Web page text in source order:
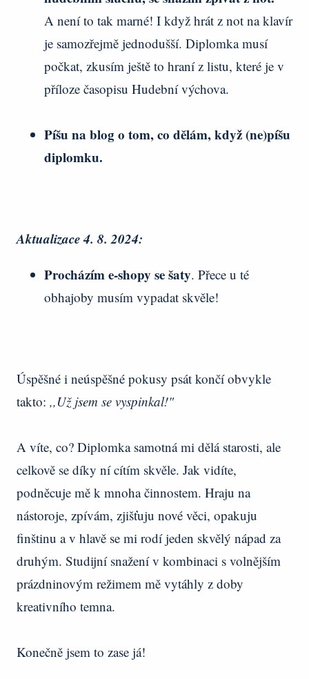
A není to tak marné! I když hrát z not na klavír
je samozřejmě jednodušší. Diplomka musí
počkat, zkusím ještě to hraní z listu, které je v
příloze časopisu Hudební výchova.
Píšu na blog o tom, co dělám, když (ne)píšu
diplomku.
Aktualizace 4. 8. 2024:
Procházím e-shopy se šaty. Přece u té
obhajoby musím vypadat skvěle!
Úspěšné i neúspěšné pokusy psát končí obvykle
takto: ,,Už jsem se vyspinkal!"
A víte, co? Diplomka samotná mi dělá starosti, ale
celkově se díky ní cítím skvěle. Jak vidíte,
podněcuje mě k mnoha činnostem. Hraju na
nástoroje, zpívám, zjišťuju nové věci, opakuju
finštinu a v hlavě se mi rodí jeden skvělý nápad za
druhým. Studijní snažení v kombinaci s volnějším
prázdninovým režimem mě vytáhly z doby
kreativního temna.
Konečně jsem to zase já!